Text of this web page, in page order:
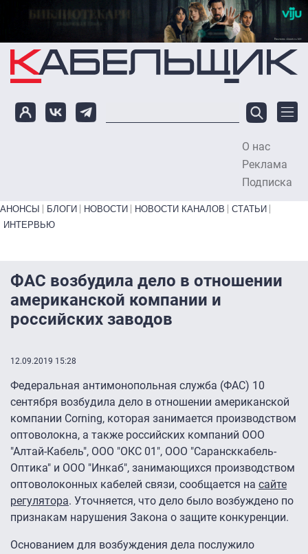
Перейти к основному содержанию
О нас
Реклама
Подписка
Primary links bottom
АНОНСЫ БЛОГИ НОВОСТИ НОВОСТИ КАНАЛОВ
СТАТЬИ
ИНТЕРВЬЮ
ФАС возбудила дело в отношении
американской компании и
российских заводов
12.09.2019 15:28
Федеральная антимонопольная служба (ФАС) 10
сентября возбудила дело в отношении американской
компании Corning, которая занимается производством
оптоволокна, а также российских компаний ООО
"Алтай-Кабель", ООО "ОКС 01", ООО "Сарансккабель-
Оптика" и ООО "Инкаб", занимающихся производством
оптоволоконных кабелей связи, сообщается на сайте
регулятора. Уточняется, что дело было возбуждено по
признакам нарушения Закона о защите конкуренции.
Основанием для возбуждения дела послужило